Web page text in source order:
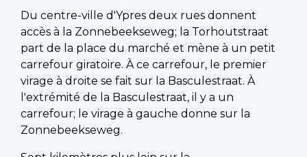
Du centre-ville d'Ypres deux rues donnent
accès à la Zonnebeekseweg; la Torhoutstraat
part de la place du marché et mène à un petit
carrefour giratoire. À ce carrefour, le premier
virage à droite se fait sur la Basculestraat. À
l'extrémité de la Basculestraat, il y a un
carrefour; le virage à gauche donne sur la
Zonnebeekseweg.